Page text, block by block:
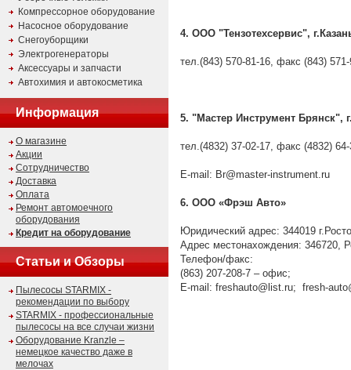
Компрессорное оборудование
Насосное оборудование
Снегоуборщики
Электрогенераторы
Аксессуары и запчасти
Автохимия и автокосметика
Информация
О магазине
Акции
Сотрудничество
Доставка
Оплата
Ремонт автомоечного
оборудования
Кредит на оборудование
Статьи и Обзоры
Пылесосы STARMIX -
рекомендации по выбору
STARMIX - профессиональные
пылесосы на все случаи жизни
Оборудование Kranzle –
немецкое качество даже в
мелочах
4. ООО "Тензотехсервис",
тел.(843) 570-81-16, факс (843)
5. "Мастер Инструмент Брянск",
тел.(4832) 37-02-17, факс (4832)
E-mail: Br@master-instrument.ru
6. ООО «Фрэш Авто»
Юридический адрес: 344019
Адрес местонахождения: 346720,
Телефон/факс:
(863) 207-208-7 – офис;
E-mail: freshauto@list.ru; fresh-